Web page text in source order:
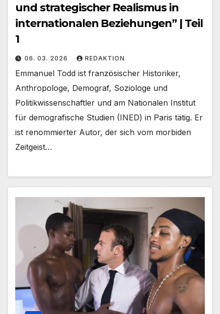
und strategischer Realismus in
internationalen Beziehungen” | Teil
1
06. 03. 2026 REDAKTION
Emmanuel Todd ist französischer Historiker,
Anthropologe, Demograf, Soziologe und
Politikwissenschaftler und am Nationalen Institut
für demografische Studien (INED) in Paris tätig. Er
ist renommierter Autor, der sich vom morbiden
Zeitgeist…